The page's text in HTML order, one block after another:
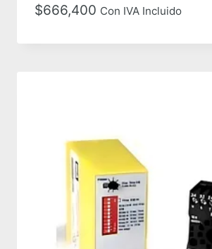
$666,400 Con IVA Incluido